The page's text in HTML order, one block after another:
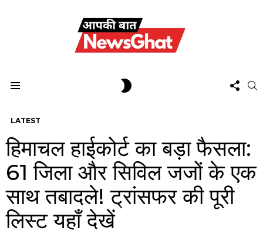
US
LATEST
हिमाचल हाईकोर्ट का बड़ा फैसला:
61 जिला और सिविल जजों के एक
साथ तबादले! ट्रांसफर की पूरी
लिस्ट यहाँ देखें